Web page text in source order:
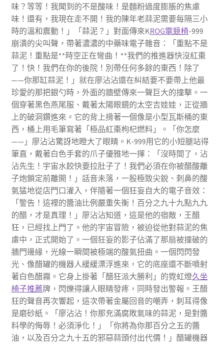
味？等等！我聞到的不是酸味！是麵粉過度膨脹的焦慮
味！還有，我現在走不開！我的陳年老蒜泥需要每隔三小
時的溫和震動！」「蒜泥？」對面傳來KROG電競椅-999
崩潰的尖叫聲，帶著濃濃的中藥味電子雜音：「重點不是
蒜泥！重點是**時空正在彎曲！**我們的推進器快沒紅棗
了！快！我們在你的後院！別帶任何多餘的東西！除了
——你那缸蒜泥！」就在廖沾沾還在糾結要不要帶上他最
珍愛的那把銀勺時，外面的牆壁傳來一聲巨大的撞擊。一
個穿著黑色燕尾服、戴著太陽眼鏡的太空吉娃娃，正從牆
上的破洞鑽進來。它的背上揹著一個像是小型瓦斯桶的東
西，桶上用毛筆寫著「極品紅棗枸杞燃料」。「你怎麼
——」廖沾沾驚訝地瞪大了眼睛。K-999用它的小短腿站得
筆直，戴著白色手套的爪子優雅地一揮：「沒時間了，沾
沾先生！宇宙水餃快要拉肚子了！我們必須在你被醋酸離
子炮鎖定前離開！」話音未落，一股極致尖銳、刺鼻的酸
氣猛地從店門口灌入，伴隨著一個狂妄自大的電子音效：
「警告！這裡的醬油比例嚴重失衡！百分之九十九點九九
的醋，才是真理！」廖沾沾知道，這是他的宿敵，王醋
狂，已經找上門了。他的宇宙冒險，被迫從他對蒜泥的焦
慮中，正式開始了。一個狂妄的影子佔滿了那扇被撞破的
牆門邊緣，光線一瞬間被極端的酸氣扭曲。一個閃閃發
光、像醋罐的機器人緩緩漂浮進來，它的底座還不斷噴射
著白色醋霧。它身上掛著「醋狂派大勝利」的霓虹燈久坐
椅子推薦牌，閃爍得讓人眼睛發疼，同時發出警報。王醋
狂的聲音再次響起，這次帶著金屬回音的嘲弄，刺耳得像
是磨砂紙。「廖沾沾！你那充滿腐敗氣味的蒜泥，是對醬
料學的侮辱！必須淨化！」「你將為你那百分之五的醬
油，以及百分之九十五的邪惡蒜頭付出代價！」醋罐機器